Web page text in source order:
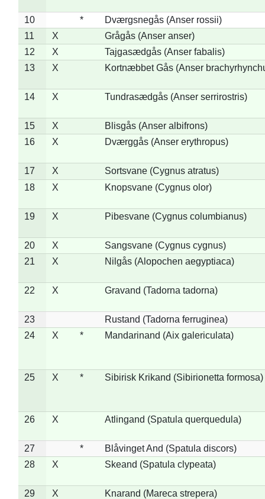
10 *
Dværgsnegås (Anser rossii)
11
X
Grågås (Anser anser)
12
X
Tajgasædgås (Anser fabalis)
13
X Kortnæbbet Gås (Anser
14 X Tundrasædgås (Anser serrirostris)
15 X
Blisgås (Anser albifrons)
16
X Dværggås (Anser erythropus)
17 X
Sortsvane (Cygnus atratus)
18
X Knopsvane (Cygnus olor)
19 X Pibesvane (Cygnus columbianus)
20 X
Sangsvane (Cygnus cygnus)
21
X Nilgås (Alopochen aegyptiaca)
22 X Gravand (Tadorna tadorna)
23
Rustand (Tadorna ferruginea)
24
X * Mandarinand (Aix galericulata)
25 X * Sibirisk Krikand (Sibirionetta formosa)
26 X Atlingand (Spatula querquedula)
27 *
Blåvinget And (Spatula discors)
28
X Skeand (Spatula clypeata)
29 X Knarand (Mareca strepera)